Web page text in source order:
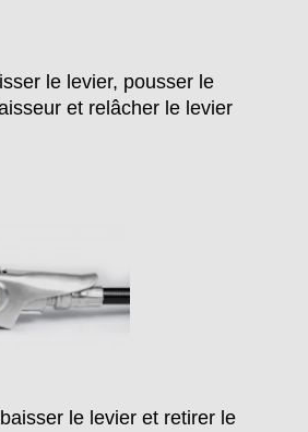
le levier, pousser le
et relâcher le levier
le levier et retirer le